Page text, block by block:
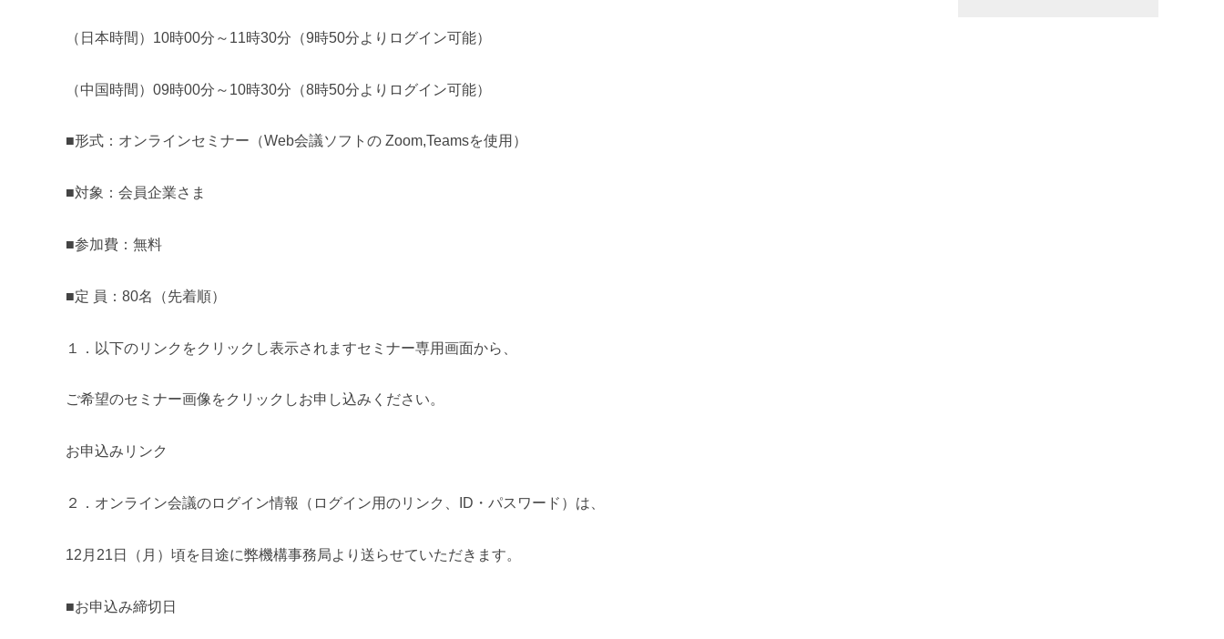
（日本時間）10時00分～11時30分（9時50分よりログイン可能）
（中国時間）09時00分～10時30分（8時50分よりログイン可能）
■形式：オンラインセミナー（Web会議ソフトの Zoom,Teamsを使用）
■対象：会員企業さま
■参加費：無料
■定 員：80名（先着順）
１．以下のリンクをクリックし表示されますセミナー専用画面から、
ご希望のセミナー画像をクリックしお申し込みください。
お申込みリンク
２．オンライン会議のログイン情報（ログイン用のリンク、ID・パスワード）は、
12月21日（月）頃を目途に弊機構事務局より送らせていただきます。
■お申込み締切日